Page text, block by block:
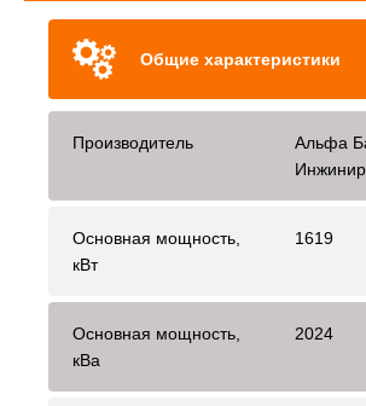
Общие характеристики
Производитель
Альфа
Основная мощность,
кВт
1619
Основная мощность,
кВа
2024